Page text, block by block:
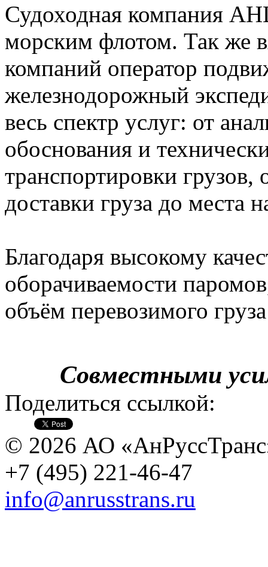
Судоходная компания
морским флотом. Так же
компаний оператор
железнодорожный
весь спектр услуг: от
обоснования и
транспортировки грузов,
доставки груза до места
Благодаря высокому
оборачиваемости
объём перевозимого
Совместными
Поделиться ссылкой:
© 2026 АО
+7 (495) 221-46-47
info@anrusstrans.ru